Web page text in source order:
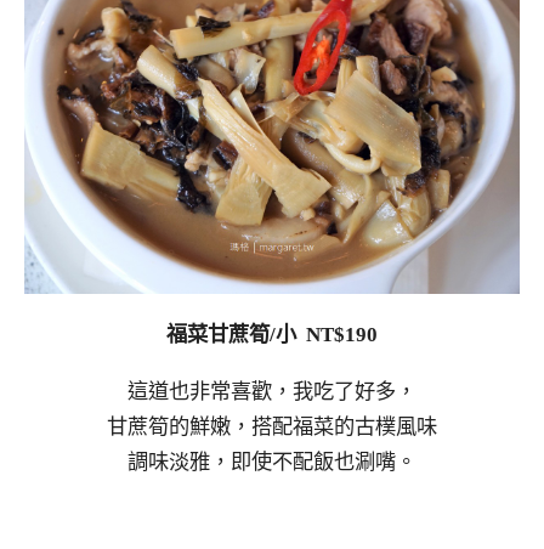
福菜甘蔗筍/小 NT$190
這道也非常喜歡，我吃了好多，
甘蔗筍的鮮嫩，搭配福菜的古樸風味
調味淡雅，即使不配飯也涮嘴。